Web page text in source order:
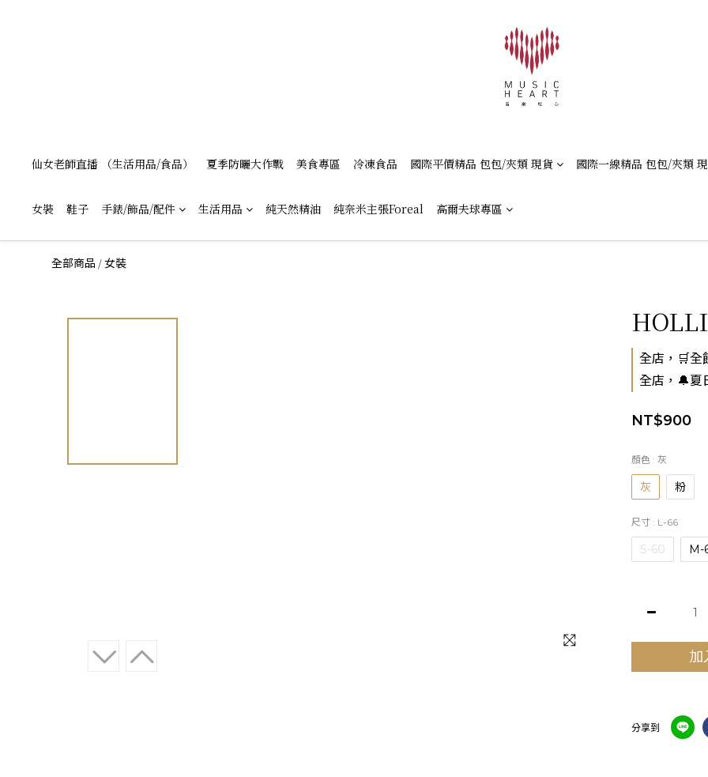
仙女老師直播 （生活用品/食品） 夏季防曬大作戰 美食專區 冷凍食品 國際平價精品 包包/夾類 現貨 國際一線精品 包包/夾類
女裝 鞋子 手錶/飾品/配件 生活用品 純天然精油 純奈米主張Foreal 高爾夫球專區
全部商品 /女裝
全店，🛒全
全店，🔔夏
NT$900
顏色 : 灰
灰 粉
尺寸 : L-66
S-60 M-
加
分享到